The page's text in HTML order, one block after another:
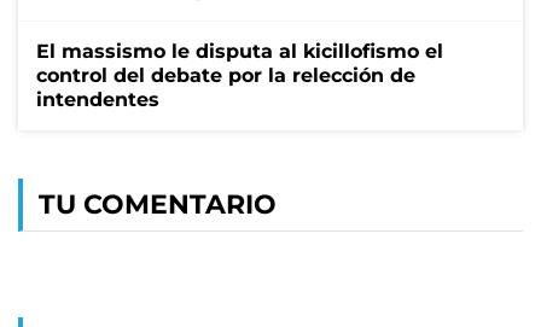
El massismo le disputa al kicillofismo el
control del debate por la relección de
intendentes
TU COMENTARIO